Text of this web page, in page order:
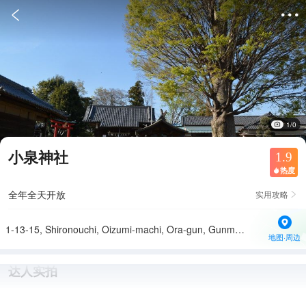
 
1/0
小泉神社 1.9
 热度
全年全天开放 实用攻略 
1-13-15, Shironouchi, Oizumi-machi, Ora-gun, Gunma Prefecture
地图·周边
达人实拍